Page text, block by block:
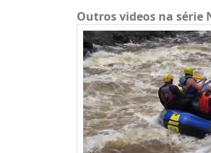
Outros videos na série